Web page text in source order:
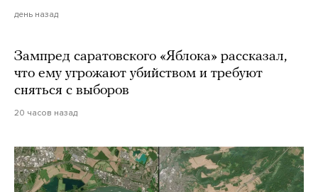
день назад
Зампред саратовского «Яблока» рассказал,
что ему угрожают убийством и требуют
сняться с выборов
20 часов назад